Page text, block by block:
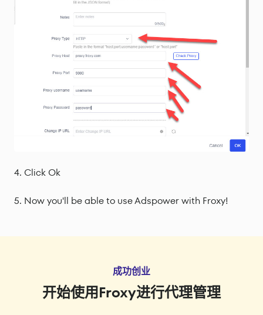
Click Ok
Now you'll be able to use Adspower with Froxy!
成功创业
开始使用Froxy进行代理管理